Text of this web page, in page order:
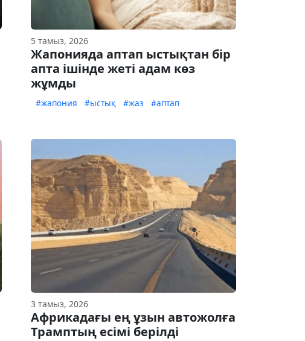
5 тамыз, 2026
Жапонияда аптап ыстықтан бір
апта ішінде жеті адам көз
жұмды
#жапония #ыстық #жаз #аптап
3 тамыз, 2026
Африкадағы ең ұзын автожолға
Трамптың есімі берілді